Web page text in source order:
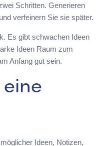
Schritten. Generieren
verfeinern Sie sie später.
Es gibt schwachen Ideen
Ideen Raum zum
Anfang gut sein.
Ideen, Notizen,